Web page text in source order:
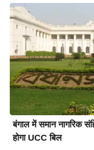
बंगाल में समान नागरिक
होगा UCC बिल